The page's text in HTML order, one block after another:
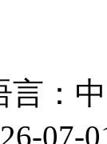
言：
07-